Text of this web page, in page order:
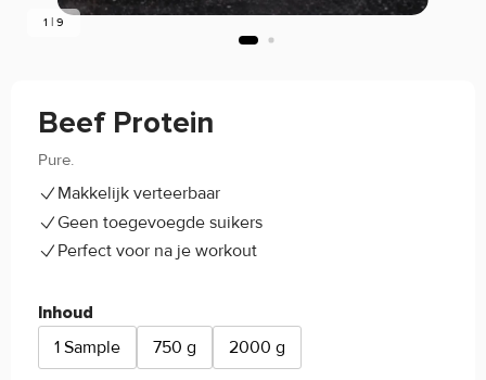
1 | 9
Beef Protein
Pure.
Makkelijk verteerbaar
Geen toegevoegde suikers
Perfect voor na je workout
Inhoud
1 Sample 750 g 2000 g